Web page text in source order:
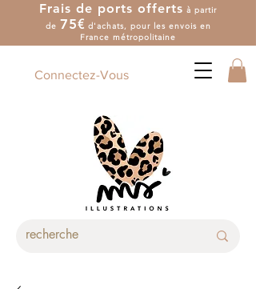
Frais de ports offerts à partir
de 75€ d'achats, pour les envois en
France métropolitaine
Connectez-Vous